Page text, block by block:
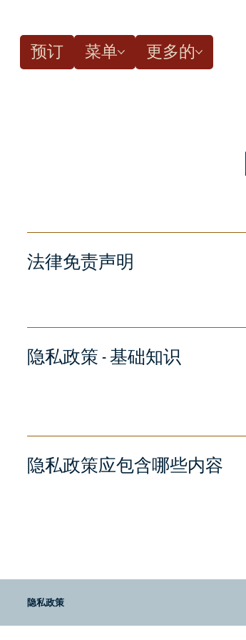
预订 菜单 更多的
法律免责声明
隐私政策 - 基础知识
隐私政策应包含哪些内容
隐私政策